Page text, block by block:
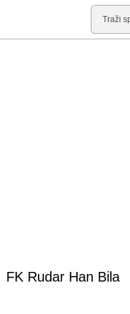
Pretraga
FK Rudar Han Bila